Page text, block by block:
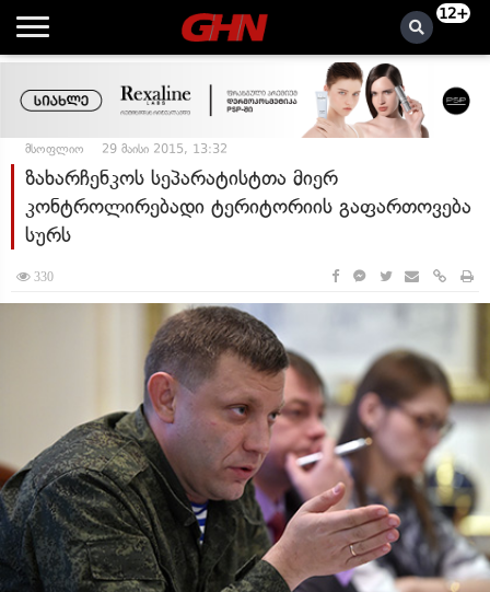
12+
მსოფლიო 29 მაისი 2015, 13:32
ზახარჩენკოს სეპარატისტთა მიერ
კონტროლირებადი ტერიტორიის გაფართოვება
სურს
330